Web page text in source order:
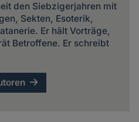
den Siebzigerjahren mit
Sekten, Esoterik,
Er hält Vorträge,
Betroffene. Er schreibt